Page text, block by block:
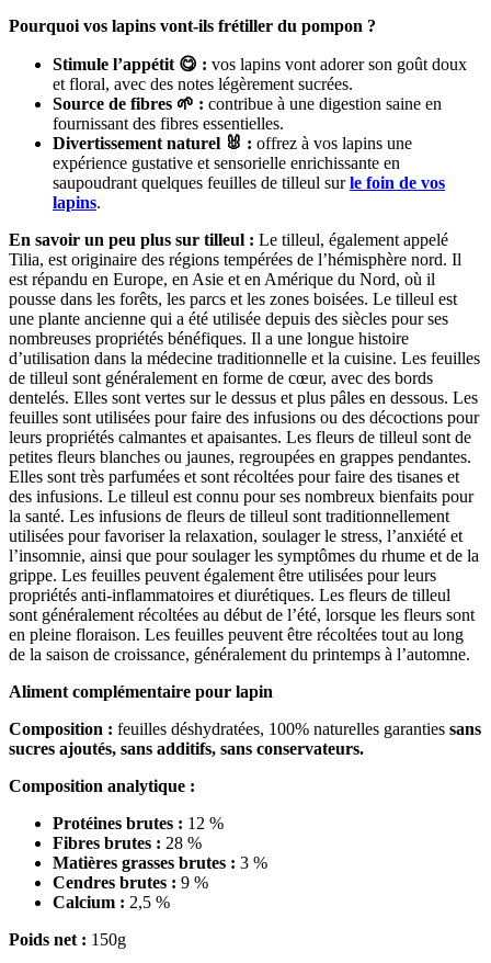
Pourquoi vos lapins vont-ils frétiller du pompon ?
Stimule l’appétit 😋 : vos lapins vont adorer son goût doux
et floral, avec des notes légèrement sucrées.
Source de fibres 🌱 : contribue à une digestion saine en
fournissant des fibres essentielles.
Divertissement naturel 🐰 : offrez à vos lapins une
expérience gustative et sensorielle enrichissante en
saupoudrant quelques feuilles de tilleul surle foin de vos
lapins.
En savoir un peu plus sur tilleul : Le tilleul, également appelé
Tilia, est originaire des régions tempérées de l’hémisphère nord. Il
est répandu en Europe, en Asie et en Amérique du Nord, où il
pousse dans les forêts, les parcs et les zones boisées. Le tilleul est
une plante ancienne qui a été utilisée depuis des siècles pour ses
nombreuses propriétés bénéfiques. Il a une longue histoire
d’utilisation dans la médecine traditionnelle et la cuisine. Les feuilles
de tilleul sont généralement en forme de cœur, avec des bords
dentelés. Elles sont vertes sur le dessus et plus pâles en dessous. Les
feuilles sont utilisées pour faire des infusions ou des décoctions pour
leurs propriétés calmantes et apaisantes. Les fleurs de tilleul sont de
petites fleurs blanches ou jaunes, regroupées en grappes pendantes.
Elles sont très parfumées et sont récoltées pour faire des tisanes et
des infusions. Le tilleul est connu pour ses nombreux bienfaits pour
la santé. Les infusions de fleurs de tilleul sont traditionnellement
utilisées pour favoriser la relaxation, soulager le stress, l’anxiété et
l’insomnie, ainsi que pour soulager les symptômes du rhume et de la
grippe. Les feuilles peuvent également être utilisées pour leurs
propriétés anti-inflammatoires et diurétiques. Les fleurs de tilleul
sont généralement récoltées au début de l’été, lorsque les fleurs sont
en pleine floraison. Les feuilles peuvent être récoltées tout au long
de la saison de croissance, généralement du printemps à l’automne.
Aliment complémentaire pour lapin
Composition : feuilles déshydratées, 100% naturelles garanties sans
sucres ajoutés, sans additifs, sans conservateurs.
Composition analytique :
Protéines brutes : 12 %
Fibres brutes : 28 %
Matières grasses brutes : 3 %
Cendres brutes : 9 %
Calcium : 2,5 %
Poids net : 150g